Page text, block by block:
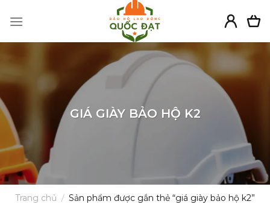
GIÁ GIÀY BẢO HỘ K2
Trang chủ / Sản phẩm được gắn thẻ “giá giày bảo hộ k2”